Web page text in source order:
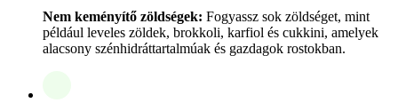
Nem keményítő zöldségek: Fogyassz sok zöldséget, mint
például leveles zöldek, brokkoli, karfiol és cukkini, amelyek
alacsony szénhidráttartalmúak és gazdagok rostokban.